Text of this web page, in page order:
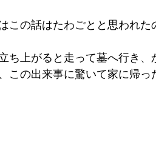
この話はたわごとと思われた
ち上がると走って墓へ行き
この出来事に驚いて家に帰っ